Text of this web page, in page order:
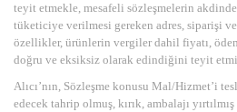
teyit etmekle, mesafeli sözleşmelerin
tüketiciye verilmesi gereken adres, siparişi
özellikler, ürünlerin vergiler dahil fiyatı,
doğru ve eksiksiz olarak edindiğini teyit
Alıcı’nın, Sözleşme konusu Mal/Hizmet’i
edecek tahrip olmuş, kırık, ambalajı yırtılmış